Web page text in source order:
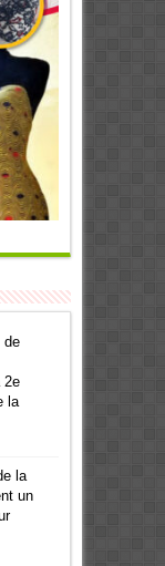
de
2e
la
la
un